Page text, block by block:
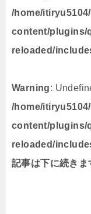
/home/
content/plugins/
reloaded/
Warning:
/home/
content/plugins/
reloaded/
記事は下に続きま